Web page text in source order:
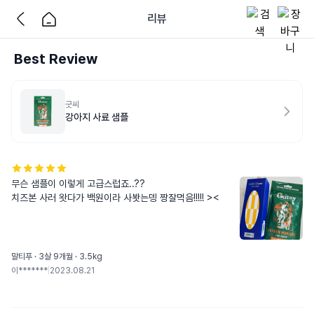
리뷰
Best Review
굿씨
강아지 사료 샘플
무슨 샘플이 이렇게 고급스럽죠..??
치즈본 사러 왓다가 백원이라 사봣는뎅 짱잘먹음!!!!! ><
말티푸 · 3살 9개월 · 3.5kg
이******* 2023.08.21